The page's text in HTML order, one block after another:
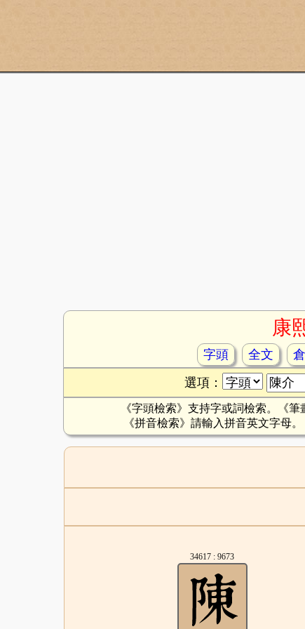
康
字頭 全文
選項：
《字頭檢索》支持字或詞檢索。《
《拼音檢索》請輸入拼音英文字母
34617 : 9673